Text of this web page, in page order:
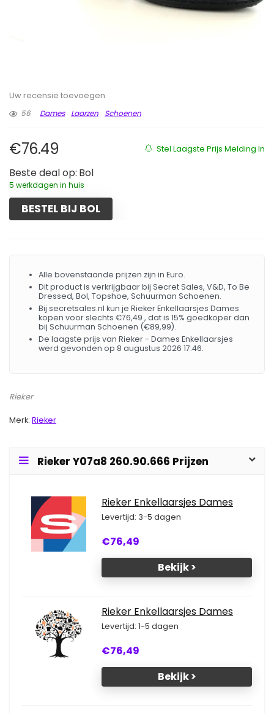
Uw recensie toevoegen
56
Dames Laarzen Schoenen
Stel Laagste Prijs Melding In
€76.49
Beste deal op: Bol
5 werkdagen in huis
BESTEL BIJ BOL
Alle bovenstaande prijzen zijn in Euro.
Dit product is verkrijgbaar bij Secret Sales, V&D, To Be
Dressed, Bol, Topshoe, Schuurman Schoenen.
Bij secretsales.nl kun je Rieker Enkellaarsjes Dames
kopen voor slechts €76,49 , dat is 15% goedkoper dan
bij Schuurman Schoenen (€89,99).
De laagste prijs van Rieker - Dames Enkellaarsjes
werd gevonden op 8 augustus 2026 17:46.
Rieker
Merk: Rieker
Rieker Y07a8 260.90.666 Prijzen
Rieker Enkellaarsjes Dames
Levertijd: 3-5 dagen
€76,49
Bekijk >
Rieker Enkellaarsjes Dames
Levertijd: 1-5 dagen
€76,49
Bekijk >